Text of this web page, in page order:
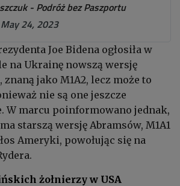
- Podróż bez Paszportu
May 24, 2023
Joe Bidena ogłosiła w
na Ukrainę nowszą wersję
znaną jako M1A2, lecz może to
nie są one jeszcze
W marcu poinformowano jednak,
starszą wersję Abramsów, M1A1
Ameryki, powołując się na
żołnierzy w USA